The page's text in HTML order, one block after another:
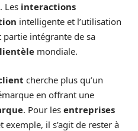
. Les interactions
intelligente et l’utilisation
partie intégrante de sa
mondiale.
cherche plus qu’un
en offrant une
. Pour les entreprises
il s’agit de rester à